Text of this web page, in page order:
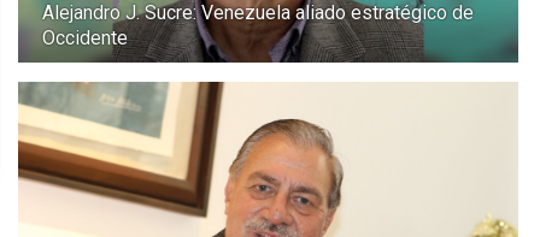
Alejandro J. Sucre: Venezuela aliado estratégico de
Occidente